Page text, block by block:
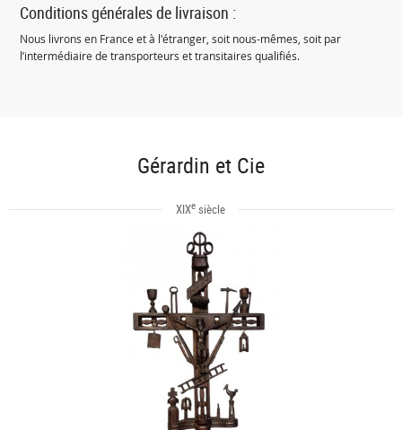
Conditions générales de livraison :
Nous livrons en France et à l'étranger, soit nous-mêmes, soit par
l’intermédiaire de transporteurs et transitaires qualifiés.
Gérardin et Cie
XIXe siècle